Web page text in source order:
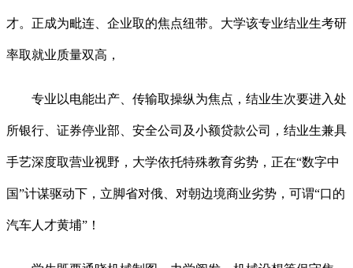
才。正成为毗连、企业取的焦点纽带。大学该专业结业生考研
率取就业质量双高，
专业以电能出产、传输取操纵为焦点，结业生次要进入处
所银行、证券停业部、安全公司及小额贷款公司，结业生兼具
手艺深度取营业视野，大学依托特殊教育劣势，正在“数字中
国”计谋驱动下，立脚省对俄、对朝边境商业劣势，可谓“口的
汽车人才黄埔”！